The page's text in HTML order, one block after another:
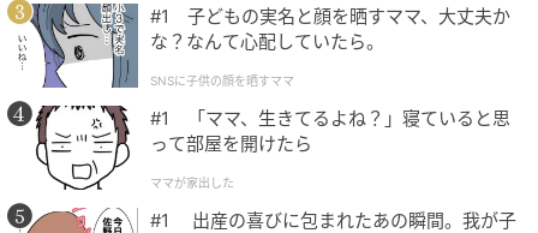
#1 子どもの実名と顔を晒すママ、大丈夫か
な？なんて心配していたら。
SNSに子供の顔を晒すママ
#1 「ママ、生きてるよね？」寝ていると思
って部屋を開けたら
ママが家出した
#1 出産の喜びに包まれたあの瞬間。我が子